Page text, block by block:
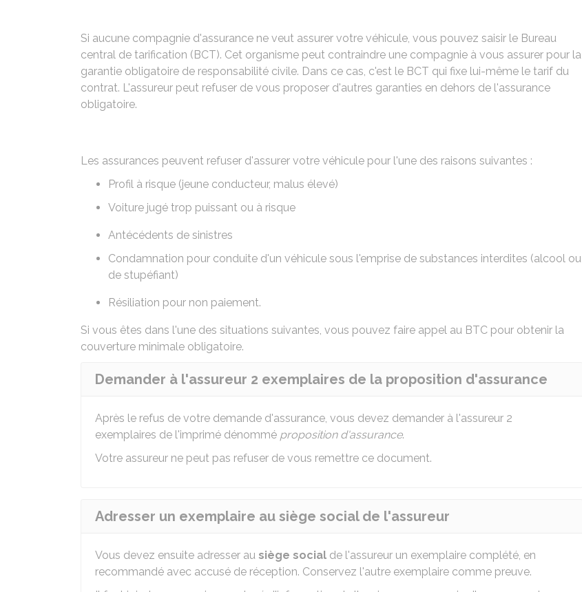
Si aucune compagnie d'assurance ne veut assurer votre véhicule, vous pouvez saisir le Bureau
central de tarification (BCT). Cet organisme peut contraindre une compagnie à vous assurer pour la
garantie obligatoire de responsabilité civile. Dans ce cas, c'est le BCT qui fixe lui-même le tarif du
contrat. L'assureur peut refuser de vous proposer d'autres garanties en dehors de l'assurance
obligatoire.
Les assurances peuvent refuser d'assurer votre véhicule pour l'une des raisons suivantes :
Profil à risque (jeune conducteur, malus élevé)
Voiture jugé trop puissant ou à risque
Antécédents de sinistres
Condamnation pour conduite d'un véhicule sous l'emprise de substances interdites (alcool ou
de stupéfiant)
Résiliation pour non paiement.
Si vous êtes dans l'une des situations suivantes, vous pouvez faire appel au BTC pour obtenir la
couverture minimale obligatoire.
Demander à l'assureur 2 exemplaires de la proposition d'assurance
Après le refus de votre demande d'assurance, vous devez demander à l'assureur 2
exemplaires de l'imprimé dénommé proposition d'assurance.
Votre assureur ne peut pas refuser de vous remettre ce document.
Adresser un exemplaire au siège social de l'assureur
Vous devez ensuite adresser au siège social de l'assureur un exemplaire complété, en
recommandé avec accusé de réception. Conservez l'autre exemplaire comme preuve.